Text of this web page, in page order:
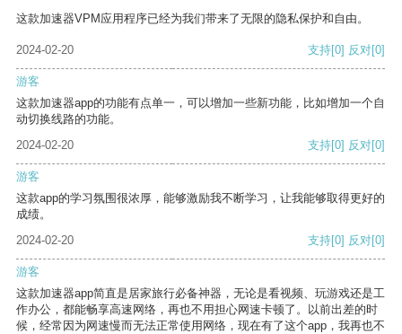
这款加速器VPM应用程序已经为我们带来了无限的隐私保护和自由。
2024-02-20 支持[0] 反对[0]
游客
这款加速器app的功能有点单一，可以增加一些新功能，比如增加一个自
动切换线路的功能。
2024-02-20
支持[0] 反对[0]
游客
这款app的学习氛围很浓厚，能够激励我不断学习，让我能够取得更好的
成绩。
2024-02-20
支持[0] 反对[0]
游客
这款加速器app简直是居家旅行必备神器，无论是看视频、玩游戏还是工
作办公，都能畅享高速网络，再也不用担心网速卡顿了。以前出差的时
候，经常因为网速慢而无法正常使用网络，现在有了这个app，我再也不